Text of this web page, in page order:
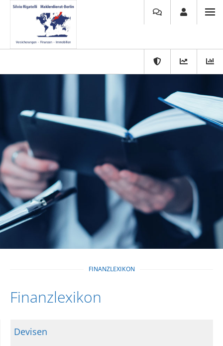
FINANZLEXIKON
Finanzlexikon
Devisen